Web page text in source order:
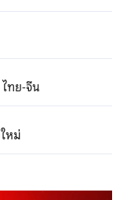
ทย-จีน
หม่